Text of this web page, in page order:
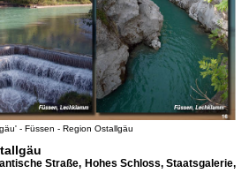
- Füssen - Region Ostallgäu
Straße, Hohes Schloss, Staatsgalerie,